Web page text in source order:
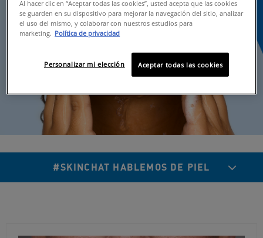
#SKINCHAT HABLEMOS DE PIEL
Al hacer clic en “Aceptar todas las cookies”, usted acepta que las cookies
se guarden en su dispositivo para mejorar la navegación del sitio, analizar
el uso del mismo, y colaborar con nuestros estudios para
marketing. Política de privacidad
Aceptar todas las cookies
Personalizar mi elección